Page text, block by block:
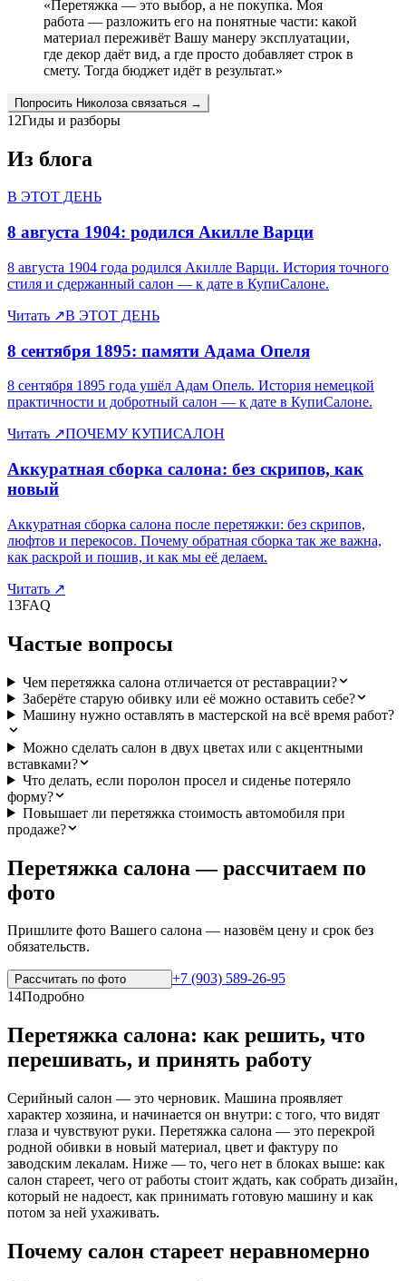
«Перетяжка — это выбор, а не покупка. Моя
работа — разложить его на понятные части: какой
материал переживёт Вашу манеру эксплуатации,
где декор даёт вид, а где просто добавляет строк в
смету. Тогда бюджет идёт в результат.»
Попросить Николоза связаться →
12Гиды и разборы
Из блога
В ЭТОТ ДЕНЬ
8 августа 1904: родился Акилле Варци
8 августа 1904 года родился Акилле Варци. История точного
стиля и сдержанный салон — к дате в КупиСалоне.
Читать ↗В ЭТОТ ДЕНЬ
8 сентября 1895: памяти Адама Опеля
8 сентября 1895 года ушёл Адам Опель. История немецкой
практичности и добротный салон — к дате в КупиСалоне.
Читать ↗ПОЧЕМУ КУПИСАЛОН
Аккуратная сборка салона: без скрипов, как
новый
Аккуратная сборка салона после перетяжки: без скрипов,
люфтов и перекосов. Почему обратная сборка так же важна,
как раскрой и пошив, и как мы её делаем.
Читать ↗
13FAQ
Частые вопросы
Чем перетяжка салона отличается от реставрации?
Заберёте старую обивку или её можно оставить себе?
Машину нужно оставлять в мастерской на всё время работ?
Можно сделать салон в двух цветах или с акцентными
вставками?
Что делать, если поролон просел и сиденье потеряло
форму?
Повышает ли перетяжка стоимость автомобиля при
продаже?
Перетяжка салона — рассчитаем по
фото
Пришлите фото Вашего салона — назовём цену и срок без
обязательств.
Рассчитать по фото
+7 (903) 589-26-95
14Подробно
Перетяжка салона: как решить, что
перешивать, и принять работу
Серийный салон — это черновик. Машина проявляет
характер хозяина, и начинается он внутри: с того, что видят
глаза и чувствуют руки. Перетяжка салона — это перекрой
родной обивки в новый материал, цвет и фактуру по
заводским лекалам. Ниже — то, чего нет в блоках выше: как
салон стареет, чего от работы стоит ждать, как собрать дизайн,
который не надоест, как принимать готовую машину и как
потом за ней ухаживать.
Почему салон стареет неравномерно